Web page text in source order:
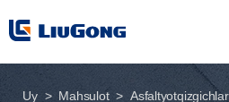
Uy Mahsulot Asfaltyotqizgichlar